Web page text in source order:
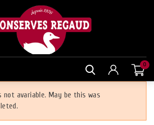
0
not avariable. May be this was